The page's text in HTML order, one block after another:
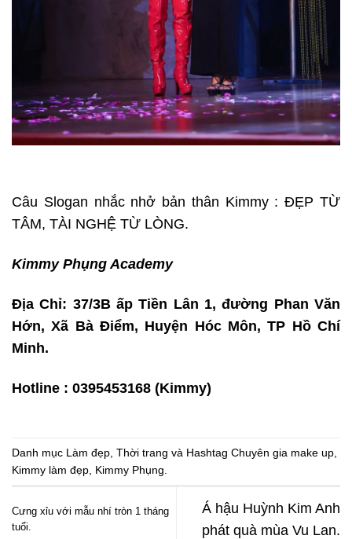
Câu Slogan nhắc nhở bản thân Kimmy : ĐẸP TỪ
TÂM, TÀI NGHỆ TỪ LÒNG.
Kimmy Phụng Academy
Địa Chỉ: 37/3B ấp Tiền Lân 1, đường Phan Văn
Hớn, Xã Bà Điểm, Huyện Hóc Môn, TP Hồ Chí
Minh.
Hotline : 0395453168 (Kimmy)
Danh mục Làm đẹp Thời trang và Hashtag Chuyên gia make up
Kimmy làm đẹp Kimmy Phụng
Cưng xỉu với mẫu nhí tròn 1 tháng
tuổi.
Á hậu Huỳnh Kim Anh
phát quà mùa Vu Lan.